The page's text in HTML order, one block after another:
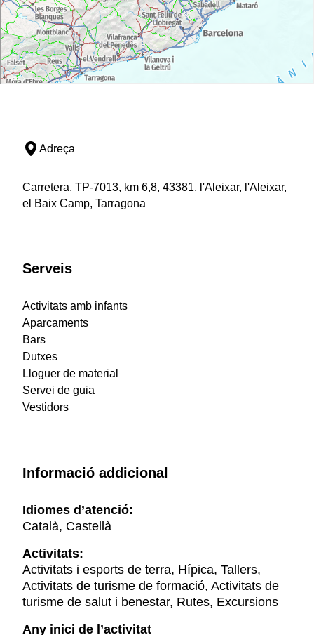
Adreça
Carretera, TP-7013, km 6,8, 43381, l'Aleixar, l'Aleixar,
el Baix Camp, Tarragona
Serveis
Activitats amb infants
Aparcaments
Bars
Dutxes
Lloguer de material
Servei de guia
Vestidors
Informació addicional
Idiomes d’atenció:
Català, Castellà
Activitats:
Activitats i esports de terra, Hípica, Tallers,
Activitats de turisme de formació, Activitats de
turisme de salut i benestar, Rutes, Excursions
Any inici de l’activitat